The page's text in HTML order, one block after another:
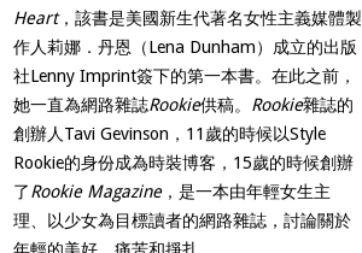
Heart，該書是美國新生代著名女性主義媒體製
作人莉娜．丹恩（Lena Dunham）成立的出版
社Lenny Imprint簽下的第一本書。在此之前，
她一直為網路雜誌Rookie供稿。 Rookie雜誌的
創辦人Tavi Gevinson，11歲的時候以Style
Rookie的身份成為時裝博客，15歲的時候創辦
了Rookie Magazine，是一本由年輕女生主
理、以少女為目標讀者的網路雜誌，討論關於